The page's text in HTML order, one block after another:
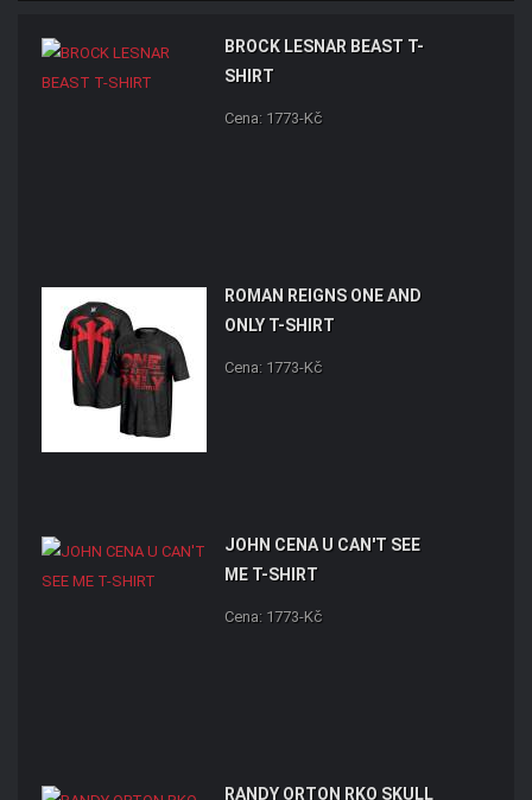
BROCK LESNAR BEAST T-
SHIRT
Cena: 1773-Kč
ROMAN REIGNS ONE AND
ONLY T-SHIRT
Cena: 1773-Kč
JOHN CENA U CAN'T SEE
ME T-SHIRT
Cena: 1773-Kč
RANDY ORTON RKO SKULL